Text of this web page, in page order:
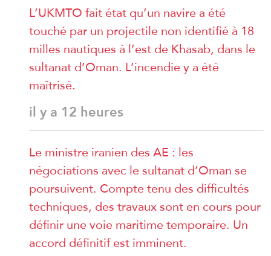
L’UKMTO fait état qu’un navire a été
touché par un projectile non identifié à 18
milles nautiques à l’est de Khasab, dans le
sultanat d’Oman. L’incendie y a été
maîtrisé.
il y a 12 heures
Le ministre iranien des AE : les
négociations avec le sultanat d’Oman se
poursuivent. Compte tenu des difficultés
techniques, des travaux sont en cours pour
définir une voie maritime temporaire. Un
accord définitif est imminent.